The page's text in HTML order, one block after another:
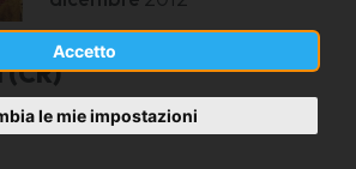
Accetto
le mie impostazioni